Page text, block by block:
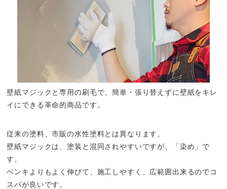
壁紙マジックと専用の刷毛で、簡単・張り替えずに壁紙をキレ
イにできる革命的商品です。
従来の塗料、市販の水性塗料とは異なります。
壁紙マジックは、塗装と混同されやすいですが、「染め」で
す。
ペンキよりもよく伸びて、施工しやすく、広範囲出来るのでコ
スパが良いです。